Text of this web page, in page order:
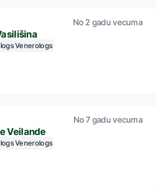
No 2 gadu vecuma
Venerologs
No 7 gadu vecuma
Veilande
Venerologs